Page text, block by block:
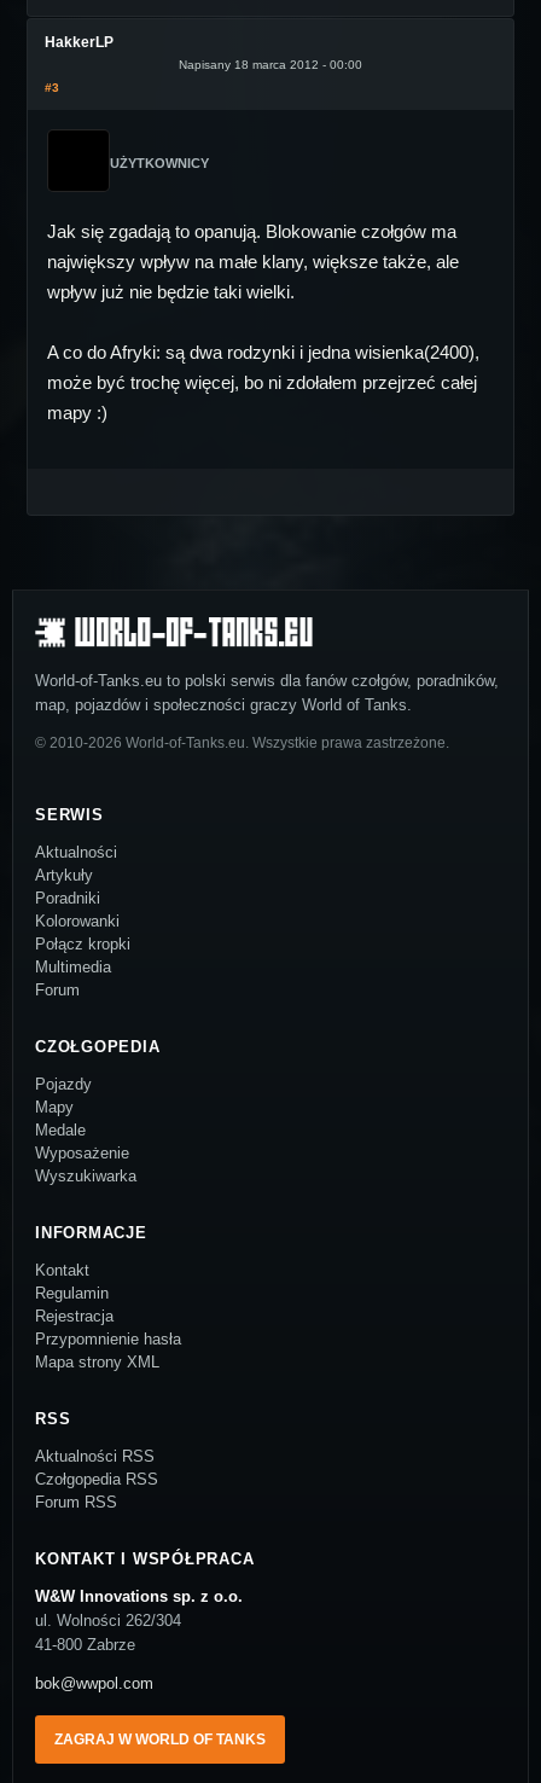
HakkerLP
Napisany 18 marca 2012 - 00:00
#3
UŻYTKOWNICY
Jak się zgadają to opanują. Blokowanie czołgów ma
największy wpływ na małe klany, większe także, ale
wpływ już nie będzie taki wielki.
A co do Afryki: są dwa rodzynki i jedna wisienka(2400),
może być trochę więcej, bo ni zdołałem przejrzeć całej
mapy :)
World-of-Tanks.eu to polski serwis dla fanów czołgów, poradników,
map, pojazdów i społeczności graczy World of Tanks.
© 2010-2026 World-of-Tanks.eu. Wszystkie prawa zastrzeżone.
SERWIS
Aktualności
Artykuły
Poradniki
Kolorowanki
Połącz kropki
Multimedia
Forum
CZOŁGOPEDIA
Pojazdy
Mapy
Medale
Wyposażenie
Wyszukiwarka
INFORMACJE
Kontakt
Regulamin
Rejestracja
Przypomnienie hasła
Mapa strony XML
RSS
Aktualności RSS
Czołgopedia RSS
Forum RSS
KONTAKT I WSPÓŁPRACA
W&W Innovations sp. z o.o.
ul. Wolności 262/304
41-800 Zabrze
bok@wwpol.com
ZAGRAJ W WORLD OF TANKS